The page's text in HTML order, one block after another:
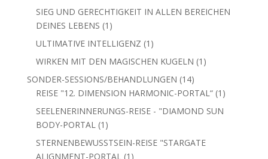
Produkt
SIEG UND GERECHTIGKEIT IN ALLEN BEREICHEN
DEINES LEBENS 1 1
Produkt
ULTIMATIVE INTELLIGENZ 1 1
Produkt
WIRKEN MIT DEN MAGISCHEN KUGELN 1 1
SONDER-SESSIONS/BEHANDLUNGEN 1414
Produkte
REISE "12. DIMENSION HARMONIC-PORTAL“ 1 1
Produkt
SEELENERINNERUNGS-REISE - "DIAMOND SUN
BODY-PORTAL
1 1
Produkt
STERNENBEWUSSTSEIN-REISE "STARGATE
ALIGNMENT-PORTAL
1 1